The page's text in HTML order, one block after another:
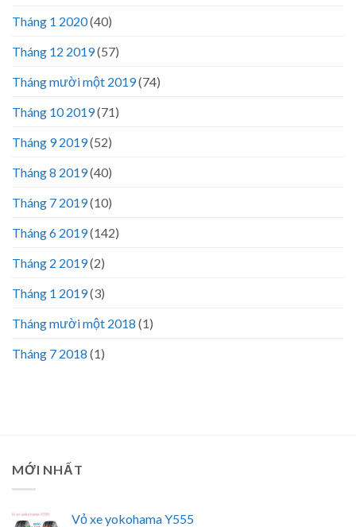
Tháng 1 2020(40)
Tháng 12 2019(57)
Tháng mười một 2019(74)
Tháng 10 2019(71)
Tháng 9 2019(52)
Tháng 8 2019(40)
Tháng 7 2019(10)
Tháng 6 2019(142)
Tháng 2 2019(2)
Tháng 1 2019(3)
Tháng mười một 2018 (1)
Tháng 7 2018 (1)
MỚI NHẤT
Vỏ xe yokohama Y555